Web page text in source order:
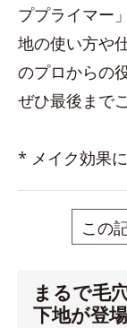
ププライマー
地の使い方や
のプロからの
ぜひ最後まで
* メイク効果
この
まるで毛
下地が登場